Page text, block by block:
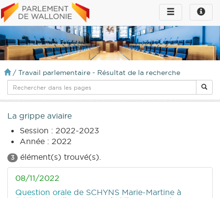
Toggle
infos
Toggle
navigation
/ Travail parlementaire - Résultat de la recherche
La grippe aviaire
Session : 2022-2023
Année : 2022
3 élément(s) trouvé(s).
08/11/2022
Question orale de SCHYNS Marie-Martine à